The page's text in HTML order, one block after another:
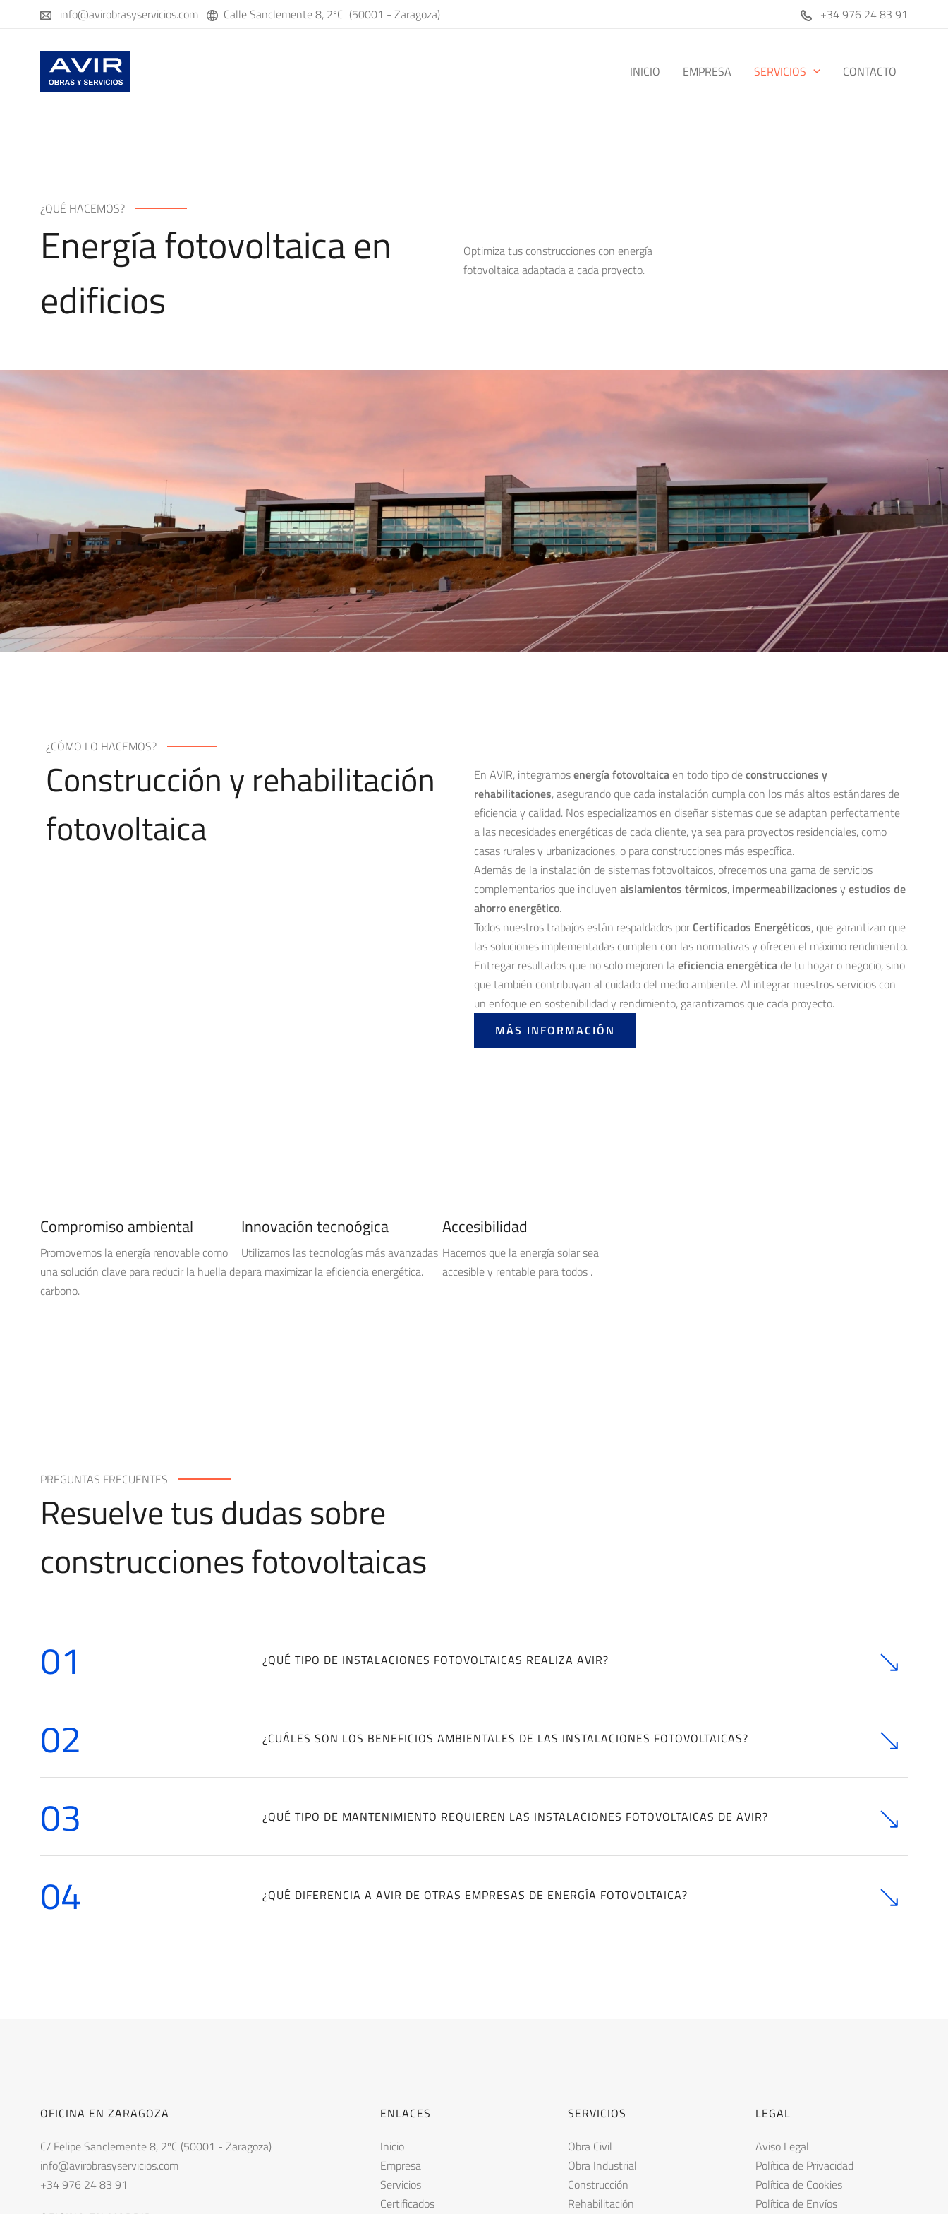
contenido
info@avirobrasyservicios.com Calle Sanclemente 8, 2ºC (50001 - Zaragoza) +34 976 24 83 91
INICIO EMPRESA SERVICIOS CONTACTO
¿QUÉ HACEMOS?
Energía fotovoltaica en
edificios
Optimiza tus construcciones con energía
fotovoltaica adaptada a cada proyecto.
¿CÓMO LO HACEMOS?
Construcción y rehabilitación
fotovoltaica
En AVIR, integramosenergía fotovoltaica en todo tipo deconstrucciones y
rehabilitaciones, asegurando que cada instalación cumpla con los más altos estándares de
eficiencia y calidad. Nos especializamos en diseñar sistemas que se adaptan perfectamente
a las necesidades energéticas de cada cliente, ya sea para proyectos residenciales, como
casas rurales y urbanizaciones, o para construcciones más específica.
Además de la instalación de sistemas fotovoltaicos, ofrecemos una gama de servicios
complementarios que incluyen aislamientos térmicos, impermeabilizaciones y estudios de
ahorro energético.
Todos nuestros trabajos están respaldados porCertificados Energéticos, que garantizan que
las soluciones implementadas cumplen con las normativas y ofrecen el máximo rendimiento.
Entregar resultados que no solo mejoren laeficiencia energética de tu hogar o negocio, sino
que también contribuyan al cuidado del medio ambiente. Al integrar nuestros servicios con
un enfoque en sostenibilidad y rendimiento, garantizamos que cada proyecto.
MÁS INFORMACIÓN
Compromiso ambiental
Promovemos la energía renovable como
una solución clave para reducir la huella de
carbono.
Innovación tecnoógica
Utilizamos las tecnologías más avanzadas
para maximizar la eficiencia energética.
Accesibilidad
Hacemos que la energía solar sea
accesible y rentable para todos .
PREGUNTAS FRECUENTES
Resuelve tus dudas sobre
construcciones fotovoltaicas
01 ¿QUÉ TIPO DE INSTALACIONES FOTOVOLTAICAS REALIZA AVIR?
02 ¿CUÁLES SON LOS BENEFICIOS AMBIENTALES DE LAS INSTALACIONES FOTOVOLTAICAS?
03 ¿QUÉ TIPO DE MANTENIMIENTO REQUIEREN LAS INSTALACIONES FOTOVOLTAICAS DE AVIR?
04 ¿QUÉ DIFERENCIA A AVIR DE OTRAS EMPRESAS DE ENERGÍA FOTOVOLTAICA?
OFICINA EN ZARAGOZA
C/ Felipe Sanclemente 8, 2ºC (50001 - Zaragoza)
info@avirobrasyservicios.com
+34 976 24 83 91
ENLACES
Inicio
Empresa
Servicios
Certificados
SERVICIOS
Obra Civil
Obra Industrial
Construcción
Rehabilitación
LEGAL
Aviso Legal
Política de Privacidad
Política de Cookies
Política de Envíos